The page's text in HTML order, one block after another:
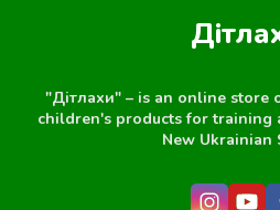
"Дітлахи" – is an online store
children's products for training
New Ukrainian